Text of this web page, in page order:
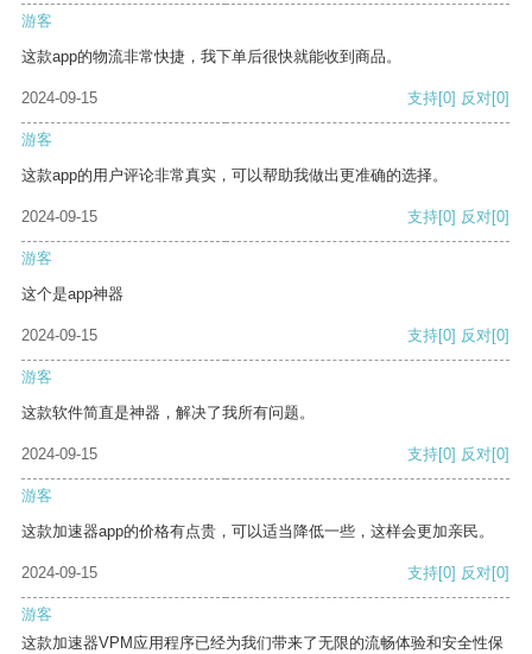
游客
这款app的物流非常快捷，我下单后很快就能收到商品。
2024-09-15 支持[0] 反对[0]
游客
这款app的用户评论非常真实，可以帮助我做出更准确的选择。
2024-09-15 支持[0] 反对[0]
游客
这个是app神器
2024-09-15 支持[0] 反对[0]
游客
这款软件简直是神器，解决了我所有问题。
2024-09-15 支持[0] 反对[0]
游客
这款加速器app的价格有点贵，可以适当降低一些，这样会更加亲民。
2024-09-15 支持[0] 反对[0]
游客
这款加速器VPM应用程序已经为我们带来了无限的流畅体验和安全性保